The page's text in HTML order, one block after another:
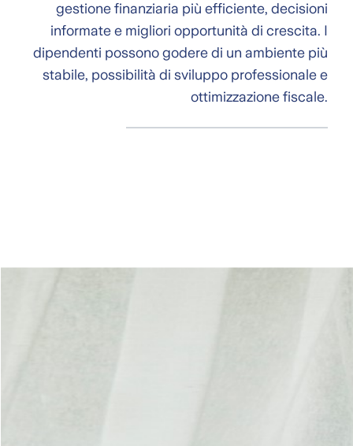
gestione finanziaria più efficiente, decisioni
informate e migliori opportunità di crescita. I
dipendenti possono godere di un ambiente più
stabile, possibilità di sviluppo professionale e
ottimizzazione fiscale.